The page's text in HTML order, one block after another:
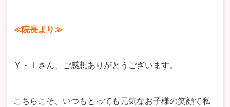
≪院長より≫
Ｙ・Ｉさん、ご感想ありがとうございます。
こちらこそ、いつもとっても元気なお子様の笑顔で私